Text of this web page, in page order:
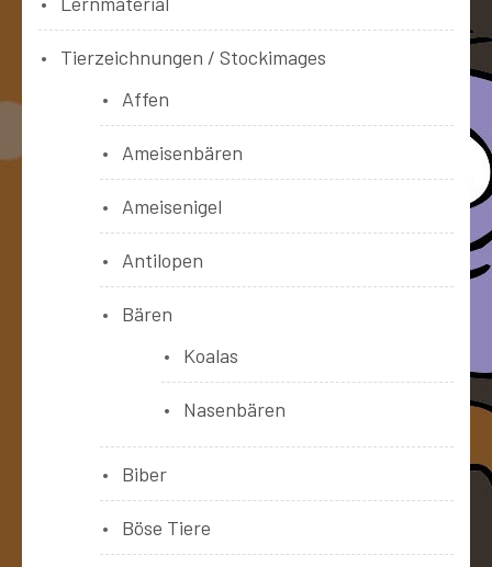
Tierzeichnungen / Stockimages
Affen
Ameisenbären
Ameisenigel
Antilopen
Bären
Koalas
Nasenbären
Biber
Böse Tiere